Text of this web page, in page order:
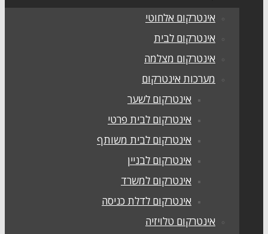
אינטרקום אלחוטי
אינטרקום לבית
אינטרקום מצלמה
מערכות אינטרקום
אינטרקום לשער
אינטרקום לבית פרטי
אינטרקום לבית משותף
אינטרקום לבניין
אינטרקום למשרד
אינטרקום לדלת כניסה
אינטרקום טלויזיה